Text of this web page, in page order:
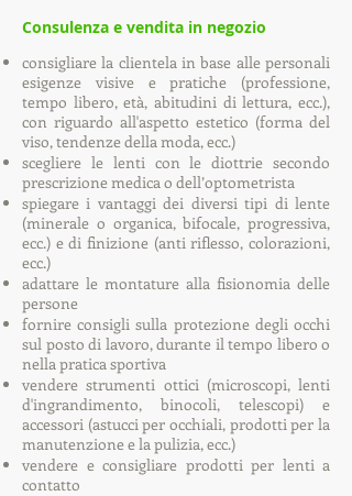
Consulenza e vendita in negozio
consigliare la clientela in base alle personali
esigenze visive e pratiche (professione,
tempo libero, età, abitudini di lettura, ecc.),
con riguardo all'aspetto estetico (forma del
viso, tendenze della moda, ecc.)
scegliere le lenti con le diottrie secondo
prescrizione medica o dell’optometrista
spiegare i vantaggi dei diversi tipi di lente
(minerale o organica, bifocale, progressiva,
ecc.) e di finizione (anti riflesso, colorazioni,
ecc.)
adattare le montature alla fisionomia delle
persone
fornire consigli sulla protezione degli occhi
sul posto di lavoro, durante il tempo libero o
nella pratica sportiva
vendere strumenti ottici (microscopi, lenti
d'ingrandimento, binocoli, telescopi) e
accessori (astucci per occhiali, prodotti per la
manutenzione e la pulizia, ecc.)
vendere e consigliare prodotti per lenti a
contatto